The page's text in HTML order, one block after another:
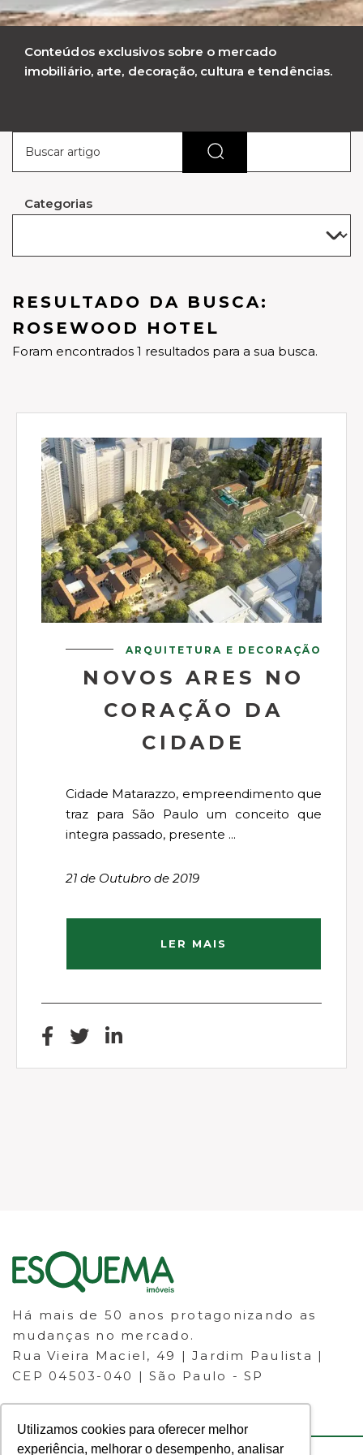
Utilizamos cookies para oferecer melhor
experiência, melhorar o desempenho, analisar
Conteúdos exclusivos sobre o mercado
imobiliário, arte, decoração, cultura e tendências.
Categorias
RESULTADO DA BUSCA:
ROSEWOOD HOTEL
Foram encontrados 1 resultados para a sua busca.
ARQUITETURA E DECORAÇÃO
NOVOS ARES NO
CORAÇÃO DA
CIDADE
Cidade Matarazzo, empreendimento que
traz para São Paulo um conceito que
integra passado, presente ...
21 de Outubro de 2019
LER MAIS
Há mais de 50 anos protagonizando as
mudanças no mercado.
Rua Vieira Maciel, 49 | Jardim Paulista |
CEP 04503-040 | São Paulo - SP